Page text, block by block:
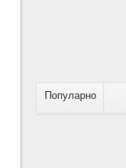
Популарно